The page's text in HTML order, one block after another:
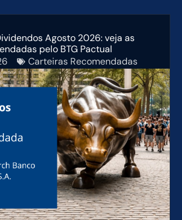
Agosto 2026: veja as
pelo BTG Pactual
Carteiras Recomendadas